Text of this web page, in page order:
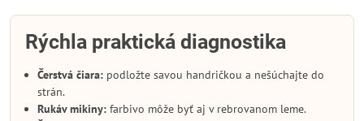
Rýchla praktická diagnostika
Čerstvá čiara: podložte savou handričkou a nešúchajte do
strán.
Rukáv mikiny: farbivo môže byť aj v rebrovanom leme.